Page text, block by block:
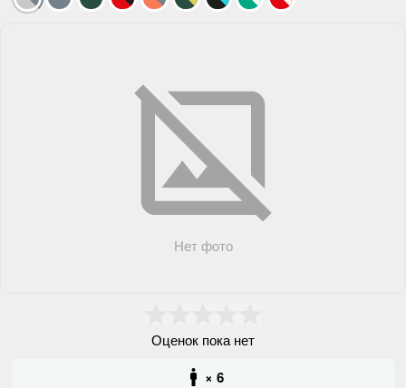
Нет фото
Оценок пока нет
× 6